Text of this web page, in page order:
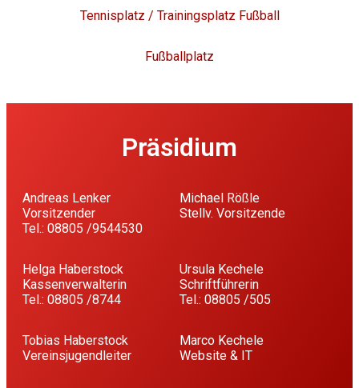
Tennisplatz / Trainingsplatz Fußball
Fußballplatz
Präsidium
Andreas Lenker
Vorsitzender
Tel.: 08805 /9544530
Michael Rößle
Stellv. Vorsitzende
Helga Haberstock
Kassenverwalterin
Tel.: 08805 /8744
Ursula Kechele
Schriftführerin
Tel.: 08805 /505
Tobias Haberstock
Vereinsjugendleiter
Marco Kechele
Website & IT